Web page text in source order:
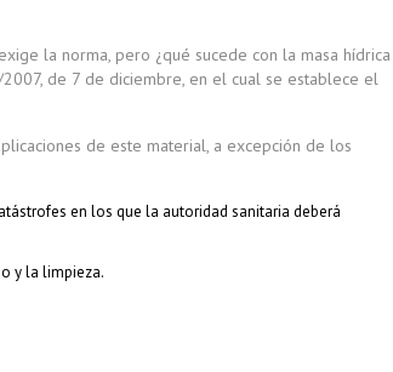
la norma, pero ¿qué sucede con la masa hídrica
de 7 de diciembre, en el cual se establece el
de este material, a excepción de los
en los que la autoridad sanitaria deberá
y la limpieza.